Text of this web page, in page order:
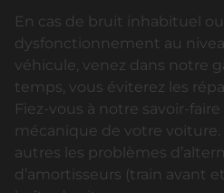
En cas de bruit inhabituel
dysfonctionnement au
véhicule, venez dans notre
temps, vous éviterez les
Fiez-vous à notre savoir-
mécanique de votre
autres les problèmes
d’amortisseurs (train avant